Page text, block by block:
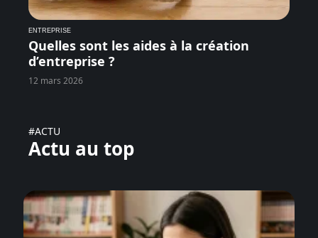
ENTREPRISE
Quelles sont les aides à la création
d’entreprise ?
12 mars 2026
#ACTU
Actu au top